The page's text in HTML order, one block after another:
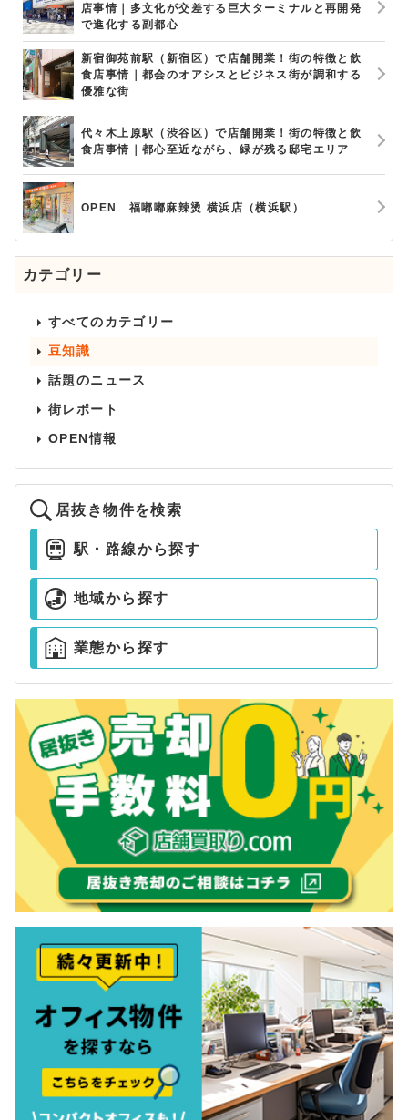
店事情｜多文化が交差する巨大ターミナルと再開発
で進化する副都心
新宿御苑前駅（新宿区）で店舗開業！街の特徴と飲
食店事情｜都会のオアシスとビジネス街が調和する
優雅な街
代々木上原駅（渋谷区）で店舗開業！街の特徴と飲
食店事情｜都心至近ながら、緑が残る邸宅エリア
OPEN 福嘟嘟麻辣烫 横浜店（横浜駅）
カテゴリー
すべてのカテゴリー
豆知識
話題のニュース
街レポート
OPEN情報
居抜き物件を検索
駅・路線から探す
地域から探す
業態から探す